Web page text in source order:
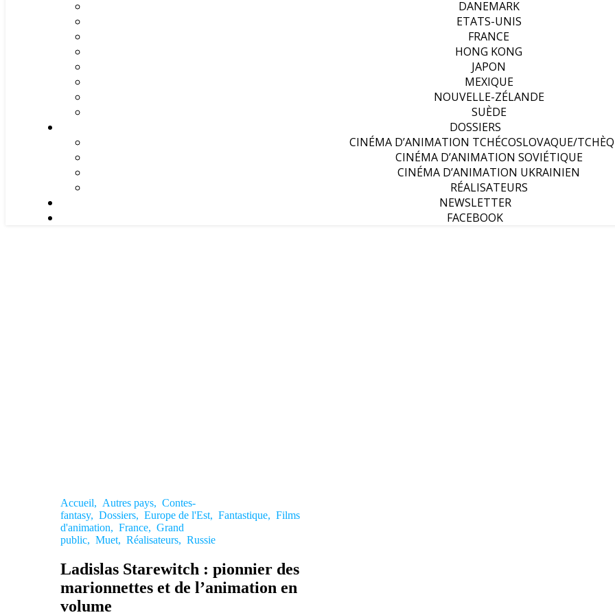
DANEMARK
ETATS-UNIS
FRANCE
HONG KONG
JAPON
MEXIQUE
NOUVELLE-ZÉLANDE
SUÈDE
DOSSIERS
CINÉMA D’ANIMATION TCHÉCOSLOVAQUE/
CINÉMA D’ANIMATION SOVIÉTIQUE
CINÉMA D’ANIMATION UKRAINIEN
RÉALISATEURS
NEWSLETTER
FACEBOOK
Accueil, Autres pays, Contes-
fantasy, Dossiers, Europe de l'Est, Fantastique, Films
d'animation, France, Grand
public, Muet, Réalisateurs, Russie
Ladislas Starewitch : pionnier des
marionnettes et de l’animation en
volume